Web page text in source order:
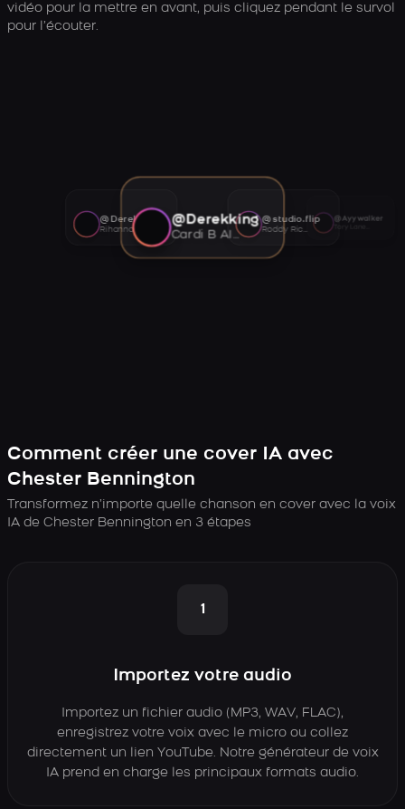
vidéo pour la mettre en avant, puis cliquez pendant le survol
pour l’écouter.
@Derekking
Cardi B AI voice
@studio.flip
Roddy Ricch AI voice
@Ayywalker
@Derekking
Rihanna AI voice
Comment créer une cover IA avec
Chester Bennington
Transformez n’importe quelle chanson en cover avec la voix
IA de Chester Bennington en 3 étapes
1
Importez votre audio
Importez un fichier audio (MP3, WAV, FLAC),
enregistrez votre voix avec le micro ou collez
directement un lien YouTube. Notre générateur de voix
IA prend en charge les principaux formats audio.